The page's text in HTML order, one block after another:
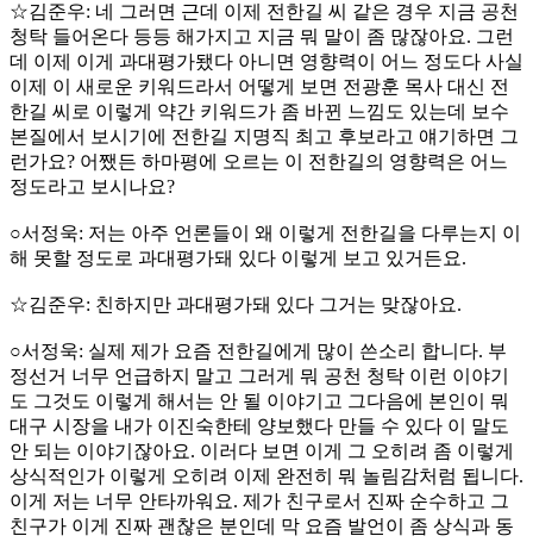
☆김준우: 네 그러면 근데 이제 전한길 씨 같은 경우 지금 공천
청탁 들어온다 등등 해가지고 지금 뭐 말이 좀 많잖아요. 그런
데 이제 이게 과대평가됐다 아니면 영향력이 어느 정도다 사실
이제 이 새로운 키워드라서 어떻게 보면 전광훈 목사 대신 전
한길 씨로 이렇게 약간 키워드가 좀 바뀐 느낌도 있는데 보수
본질에서 보시기에 전한길 지명직 최고 후보라고 얘기하면 그
런가요? 어쨌든 하마평에 오르는 이 전한길의 영향력은 어느
정도라고 보시나요?
○서정욱: 저는 아주 언론들이 왜 이렇게 전한길을 다루는지 이
해 못할 정도로 과대평가돼 있다 이렇게 보고 있거든요.
☆김준우: 친하지만 과대평가돼 있다 그거는 맞잖아요.
○서정욱: 실제 제가 요즘 전한길에게 많이 쓴소리 합니다. 부
정선거 너무 언급하지 말고 그러게 뭐 공천 청탁 이런 이야기
도 그것도 이렇게 해서는 안 될 이야기고 그다음에 본인이 뭐
대구 시장을 내가 이진숙한테 양보했다 만들 수 있다 이 말도
안 되는 이야기잖아요. 이러다 보면 이게 그 오히려 좀 이렇게
상식적인가 이렇게 오히려 이제 완전히 뭐 놀림감처럼 됩니다.
이게 저는 너무 안타까워요. 제가 친구로서 진짜 순수하고 그
친구가 이게 진짜 괜찮은 분인데 막 요즘 발언이 좀 상식과 동